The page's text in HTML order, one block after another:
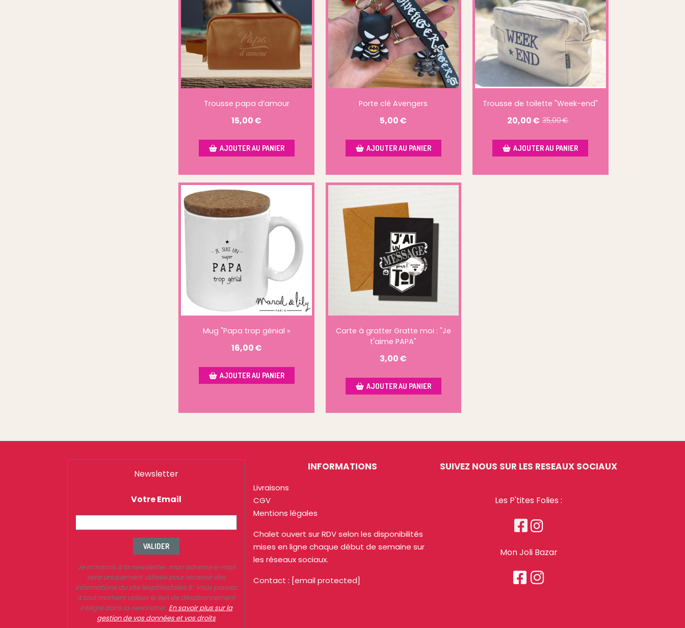
Trousse papa d’amour
15,00€
AJOUTER AU PANIER
Porte clé Avengers
5,00€
AJOUTER AU PANIER
Trousse de toilette "Week-end"
20,00€ 35,00€
AJOUTER AU PANIER
Mug "Papa trop génial »
16,00€
AJOUTER AU PANIER
Carte à gratter Gratte moi : "Je
t'aime PAPA"
3,00€
AJOUTER AU PANIER
Newsletter
Votre Email
VALIDER
Je m’inscris à la newsletter. mon adresse e-mail
sera uniquement utilisée pour recevoir des
informations du site lesptitesfolies.fr. Vous pouvez
à tout moment utiliser le lien de désabonnement
intégré dans la newsletter. En savoir plus sur la
gestion de vos données et vos droits
INFORMATIONS
Livraisons
CGV
Mentions légales
Chalet ouvert sur RDV selon les disponibilités
mises en ligne chaque début de semaine sur
les réseaux sociaux.
Contact : [email protected]
SUIVEZ NOUS SUR LES RESEAUX SOCIAUX
Les P'tites Folies :
 
Mon Joli Bazar
 